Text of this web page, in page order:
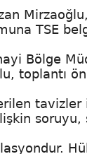
TSE
Bölge
toplantı
tavizler
soruyu,